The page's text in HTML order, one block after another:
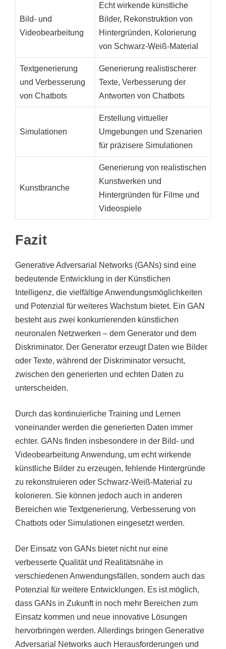
Bild- und
Videobearbeitung
Echt wirkende künstliche
Bilder, Rekonstruktion von
Hintergründen, Kolorierung
von Schwarz-Weiß-Material
Textgenerierung
und Verbesserung
von Chatbots
Generierung realistischerer
Texte, Verbesserung der
Antworten von Chatbots
Simulationen
Erstellung virtueller
Umgebungen und Szenarien
für präzisere Simulationen
Kunstbranche
Generierung von realistischen
Kunstwerken und
Hintergründen für Filme und
Videospiele
Fazit
Generative Adversarial Networks (GANs) sind eine
bedeutende Entwicklung in der Künstlichen
Intelligenz, die vielfältige Anwendungsmöglichkeiten
und Potenzial für weiteres Wachstum bietet. Ein GAN
besteht aus zwei konkurrierenden künstlichen
neuronalen Netzwerken – dem Generator und dem
Diskriminator. Der Generator erzeugt Daten wie Bilder
oder Texte, während der Diskriminator versucht,
zwischen den generierten und echten Daten zu
unterscheiden.
Durch das kontinuierliche Training und Lernen
voneinander werden die generierten Daten immer
echter. GANs finden insbesondere in der Bild- und
Videobearbeitung Anwendung, um echt wirkende
künstliche Bilder zu erzeugen, fehlende Hintergründe
zu rekonstruieren oder Schwarz-Weiß-Material zu
kolorieren. Sie können jedoch auch in anderen
Bereichen wie Textgenerierung, Verbesserung von
Chatbots oder Simulationen eingesetzt werden.
Der Einsatz von GANs bietet nicht nur eine
verbesserte Qualität und Realitätsnähe in
verschiedenen Anwendungsfällen, sondern auch das
Potenzial für weitere Entwicklungen. Es ist möglich,
dass GANs in Zukunft in noch mehr Bereichen zum
Einsatz kommen und neue innovative Lösungen
hervorbringen werden. Allerdings bringen Generative
Adversarial Networks auch Herausforderungen und